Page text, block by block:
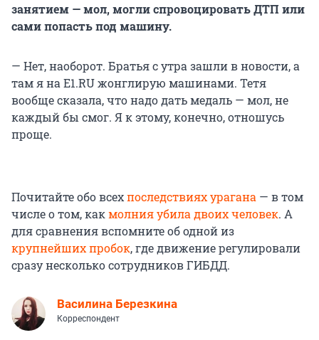
занятием — мол, могли спровоцировать ДТП или
сами попасть под машину.
— Нет, наоборот. Братья с утра зашли в новости, а
там я на Е1.RU жонглирую машинами. Тетя
вообще сказала, что надо дать медаль — мол, не
каждый бы смог. Я к этому, конечно, отношусь
проще.
Почитайте обо всехпоследствиях урагана — в том
числе о том, какмолния убила двоих человек. А
для сравнения вспомните об одной из
крупнейших пробок, где движение регулировали
сразу несколько сотрудников ГИБДД.
Василина Березкина
Корреспондент